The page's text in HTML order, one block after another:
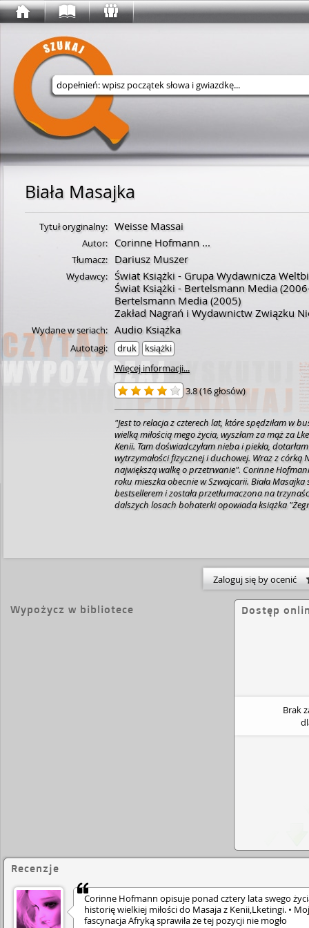
Wyszukaj w serwisie
Biała Masajka
Tytuł oryginalny: Weisse Massai
Autor: Corinne Hofmann...
Tłumacz: Dariusz Muszer
Wydawcy: Świat Książki - Grupa Wydawnicza
Świat Książki - Bertelsmann Media
Bertelsmann Media(2005)
Zakład Nagrań i Wydawnictw Związku
Wydane w seriach: Audio Książka
Autotagi: druk
książki
Więcej informacji...
3.8(16 głosów)
"Jest to relacja z czterech lat, które spędziłam w
wielką miłością mego życia, wyszłam za mąż za
Kenii. Tam doświadczyłam nieba i piekła,
wytrzymałości fizycznej i duchowej. Wraz z córką
największą walkę o przetrwanie". Corinne
roku mieszka obecnie w Szwajcarii. Biała Masajka
bestsellerem i została przetłumaczona na
dalszych losach bohaterki opowiada książka
Zaloguj się by ocenić
Wypożycz w bibliotece Dostęp
Brak
Recenzje
Corinne Hofmann opisuje ponad cztery lata swego
historię wielkiej miłości do Masaja z Kenii,Lketingi. •
fascynacja Afryką sprawiła że tej pozycji nie mogło